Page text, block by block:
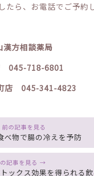
ら、お電話でご予約
漢方相談薬局
045-718-6801
店 045-341-4823
べ物で腸の冷えを予防
ックス効果を得られる